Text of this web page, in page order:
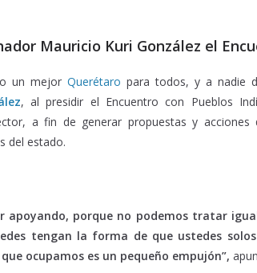
Mauricio Kuri González el
un mejor Querétaro para todos, y a nadie
, al presidir el Encuentro con Pueblos
a fin de generar propuestas y
del estado.
apoyando, porque no podemos tratar
tengan la forma de que ustedes
ocupamos es un pequeño empujón”,